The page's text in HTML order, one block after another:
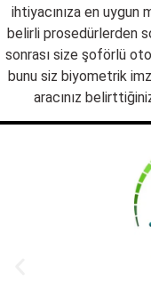
ihtiyacınıza en uygun
belirli prosedürlerden
sonrası size şoförlü
bunu siz biyometrik
aracınız